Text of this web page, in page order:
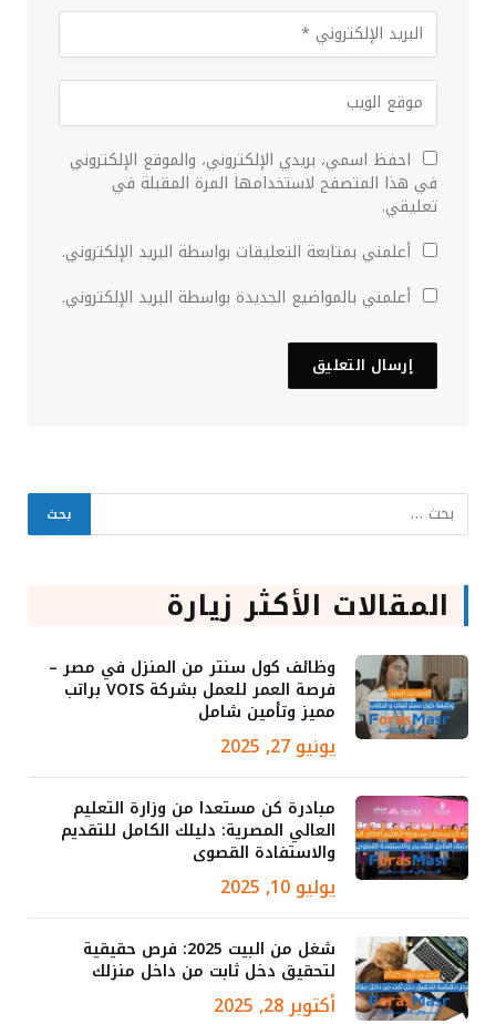
احفظ اسمي، بريدي الإلكتروني، والموقع الإلكتروني
في هذا المتصفح لاستخدامها المرة المقبلة في
تعليقي.
أعلمني بمتابعة التعليقات بواسطة البريد الإلكتروني.
أعلمني بالمواضيع الجديدة بواسطة البريد الإلكتروني.
المقالات الأكثر زيارة
وظائف كول سنتر من المنزل في مصر –
فرصة العمر للعمل بشركة VOIS براتب
مميز وتأمين شامل
يونيو 27, 2025
مبادرة كن مستعدا من وزارة التعليم
العالي المصرية: دليلك الكامل للتقديم
والاستفادة القصوى
يوليو 10, 2025
شغل من البيت 2025: فرص حقيقية
لتحقيق دخل ثابت من داخل منزلك
أكتوبر 28, 2025